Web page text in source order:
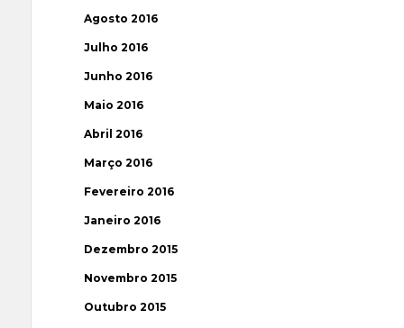
Agosto 2016
Julho 2016
Junho 2016
Maio 2016
Abril 2016
Março 2016
Fevereiro 2016
Janeiro 2016
Dezembro 2015
Novembro 2015
Outubro 2015